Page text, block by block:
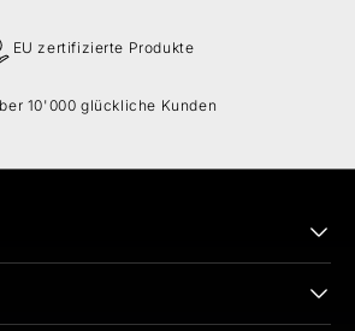
EU zertifizierte Produkte
10'000 glückliche Kunden